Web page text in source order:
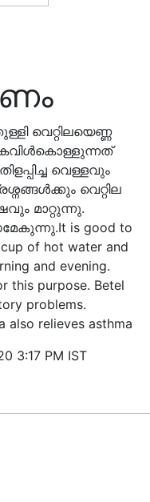
വെറ്റിലയെണ്ണ
കവിൾകൊള്ളുന്നത്
വെള്ളവും
വെറ്റില
മാറ്റുന്നു.
is good to
of hot water and
and evening.
this purpose. Betel
problems.
also relieves asthma
3:17 PM IST